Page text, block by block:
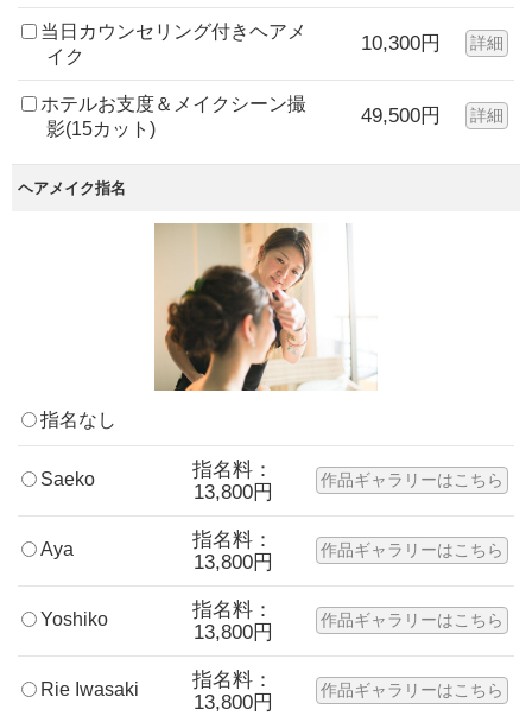
当日カウンセリング付きヘアメ
イク
10,300円 詳細
ホテルお支度＆メイクシーン撮
影(15カット)
49,500円 詳細
ヘアメイク指名
指名なし
Saeko
指名料：
13,800円
作品ギャラリーはこちら
Aya
指名料：
13,800円
作品ギャラリーはこちら
Yoshiko
指名料：
13,800円
作品ギャラリーはこちら
Rie Iwasaki
指名料：
13,800円
作品ギャラリーはこちら